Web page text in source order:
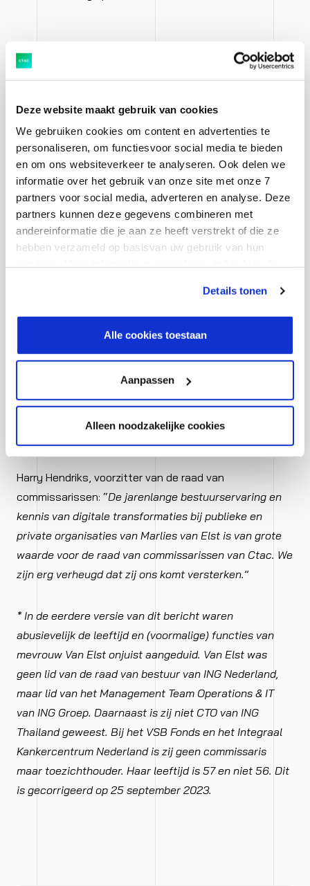
Deze website maakt gebruik van cookies
We gebruiken cookies om content en advertenties te
personaliseren, om functiesvoor social media te bieden
en om ons websiteverkeer te analyseren. Ook delen we
informatie over het gebruik van onze site met onze 7
partners voor social media, adverteren en analyse. Deze
partners kunnen deze gegevens combineren met
andereinformatie die je aan ze heeft verstrekt of die ze
hebben verzameld op basisvan uw gebruik van hun
aanpassen via de CO-knop linksonder. Lees meer over
hoe wij jouw gegevensverwerken in onze privacy- en
Details tonen
Alle cookies toestaan
Aanpassen
Alleen noodzakelijke cookies
Voordracht benoeming
Marlies van Elst tot lid van
de raad van
commissarissen
Tijdens de BAVA zal Ctac tevens Marlies van Elst (57)
voordragen voor benoeming tot lid van de raad van
commissarissen. Marlies van Elst heeft ruim twintig
bestuurder bij de Voedselbank Amsterdam en
commissaris/toezichthouder bij onder andere de BNG
Bank, het VSB Fonds en het Integraal Kankercentrum
Nederland.* Als interim manager Stimuleringsfonds
Volkshuisvesting Nederland was Marlies van Elst
IT-infrastructuur van de organisatie.
Harry Hendriks, voorzitter van de raad van
commissarissen: “De jarenlange bestuurservaring en
kennis van digitale transformaties bij publieke en
private organisaties van Marlies van Elst is van grote
waarde voor de raad van commissarissen van Ctac. We
zijn erg verheugd dat zij ons komt versterken.”
* In de eerdere versie van dit bericht waren
abusievelijk de leeftijd en (voormalige) functies van
mevrouw Van Elst onjuist aangeduid. Van Elst was
geen lid van de raad van bestuur van ING Nederland,
maar lid van het Management Team Operations & IT
van ING Groep. Daarnaast is zij niet CTO van ING
Thailand geweest. Bij het VSB Fonds en het Integraal
Kankercentrum Nederland is zij geen commissaris
maar toezichthouder. Haar leeftijd is 57 en niet 56. Dit
is gecorrigeerd op 25 september 2023.